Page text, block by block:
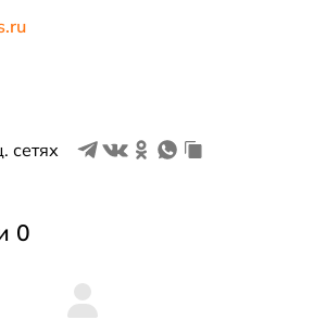
сетях
0